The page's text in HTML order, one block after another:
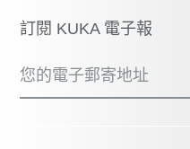
訂閱 KUKA 電子報
您的電子郵寄地址